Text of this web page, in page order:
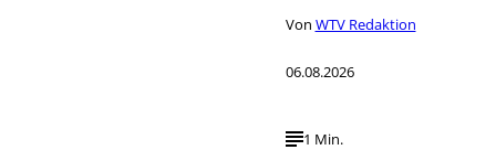
Von WTV Redaktion
06.08.2026
1 Min.